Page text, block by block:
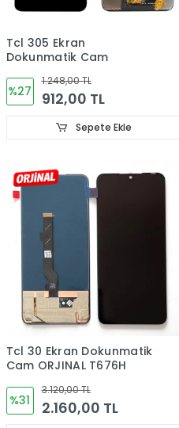
Tcl 305 Ekran
Dokunmatik Cam
%27
1.248,00 TL
912,00 TL
Sepete Ekle
Tcl 30 Ekran Dokunmatik
Cam ORJINAL T676H
%31
3.120,00 TL
2.160,00 TL